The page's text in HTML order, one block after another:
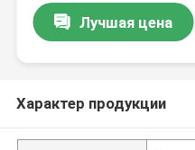
Лучшая цена
Характер продукции